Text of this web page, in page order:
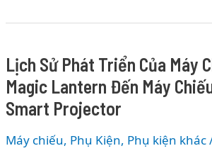
Rung
Thông
Minh
Nổi
Bật
Tại
Lịch Sử Phát Triển Của Máy
Magic Lantern Đến Máy
Smart Projector
Máy chiếu, Phụ Kiện, Phụ kiện khác